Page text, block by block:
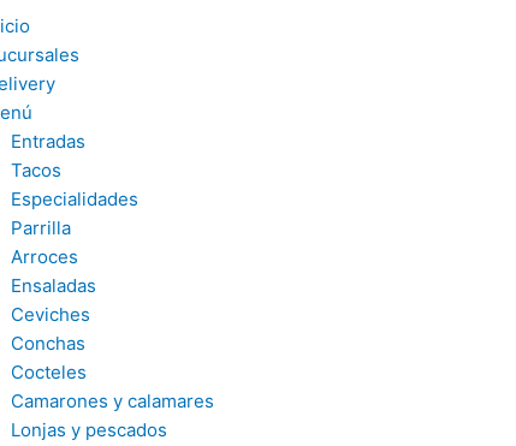
Entradas
Tacos
Especialidades
Parrilla
Arroces
Ensaladas
Ceviches
Conchas
Cocteles
Camarones y calamares
Lonjas y pescados